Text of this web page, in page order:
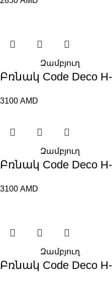
Զամբյուղ
Բռնակ Code Deco
3100 AMD
Զամբյուղ
Բռնակ Code Deco
3100 AMD
Զամբյուղ
Բռնակ Code Deco